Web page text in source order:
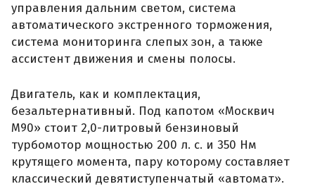
управления дальним светом, система
автоматического экстренного торможения,
система мониторинга слепых зон, а также
ассистент движения и смены полосы.
Двигатель, как и комплектация,
безальтернативный. Под капотом «Москвич
М90» стоит 2,0-литровый бензиновый
турбомотор мощностью 200 л. с. и 350 Нм
крутящего момента, пару которому составляет
классический девятиступенчатый «автомат».